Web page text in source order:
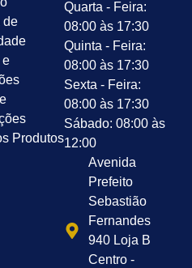
de
e
Produtos
Quarta - Feira:
08:00 às 17:30
Quinta - Feira:
08:00 às 17:30
Sexta - Feira:
08:00 às 17:30
Sábado: 08:00 às
12:00
Avenida
Prefeito
Sebastião
Fernandes
940 Loja B
Centro -